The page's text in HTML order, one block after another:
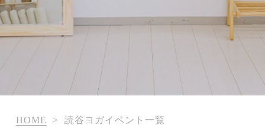
HOME > 読谷ヨガイベント一覧